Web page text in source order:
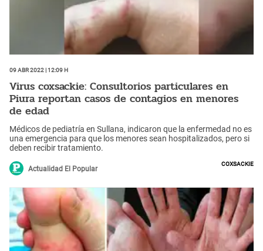
09 Abr 2022 | 12:09 h
Virus coxsackie: Consultorios particulares en
Piura reportan casos de contagios en menores
de edad
Médicos de pediatría en Sullana, indicaron que la enfermedad no es
una emergencia para que los menores sean hospitalizados, pero si
deben recibir tratamiento.
Actualidad El Popular
Coxsackie